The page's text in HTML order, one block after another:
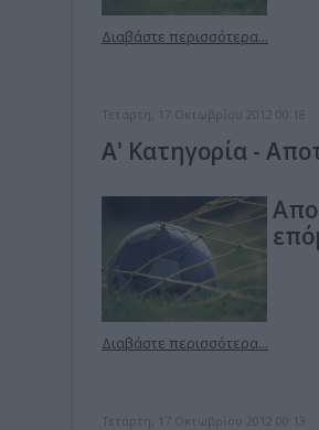
Διαβάστε περισσότερα...
Τετάρτη, 17 Οκτωβρίου 2012 00:18
Α' Κατηγορία -
Διαβάστε περισσότερα...
Τετάρτη, 17 Οκτωβρίου 2012 00:13